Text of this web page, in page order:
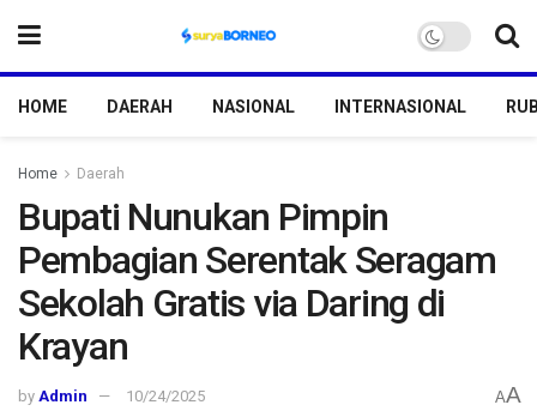
HOME DAERAH NASIONAL INTERNASIONAL
Home Daerah
Bupati Nunukan Pimpin
Pembagian Serentak Seragam
Sekolah Gratis via Daring di
Krayan
by Admin 10/24/2025 AA